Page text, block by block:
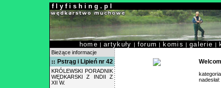
f l y f i s h i n g . p l
home |artykuły | forum | komis |galerie |
Bieżące informacje
Pstrąg i Lipień nr 42
KRÓLEWSKI PORADNIK
WĘDKARSKI Z INDII Z
XII W.
nadesłał: